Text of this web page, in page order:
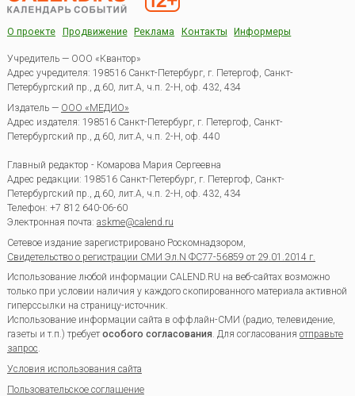
О проекте Продвижение Реклама Контакты Информеры
Учредитель — ООО «Квантор»
Адрес учредителя: 198516 Санкт-Петербург, г. Петергоф, Санкт-
Петербургский пр., д.60, лит.А, ч.п. 2-Н, оф. 432, 434
Издатель — ООО «МЕДИО»
Адрес издателя: 198516 Санкт-Петербург, г. Петергоф, Санкт-
Петербургский пр., д.60, лит.А, ч.п. 2-Н, оф. 440
Главный редактор - Комарова Мария Сергеевна
Адрес редакции: 198516 Санкт-Петербург, г. Петергоф, Санкт-
Петербургский пр., д.60, лит.А, ч.п. 2-Н, оф. 432, 434
Телефон: +7 812 640-06-60
Электронная почта: askme@calend.ru
Сетевое издание зарегистрировано Роскомнадзором,
Свидетельство о регистрации СМИ Эл.N ФС77-56859 от 29.01.2014 г.
Использование любой информации CALEND.RU на веб-сайтах возможно
только при условии наличия у каждого скопированного материала активной
гиперссылки на страницу-источник.
Использование информации сайта в оффлайн-СМИ (радио, телевидение,
газеты и т.п.) требуетособого согласования. Для согласования отправьте
запрос.
Условия использования сайта
Пользовательское соглашение